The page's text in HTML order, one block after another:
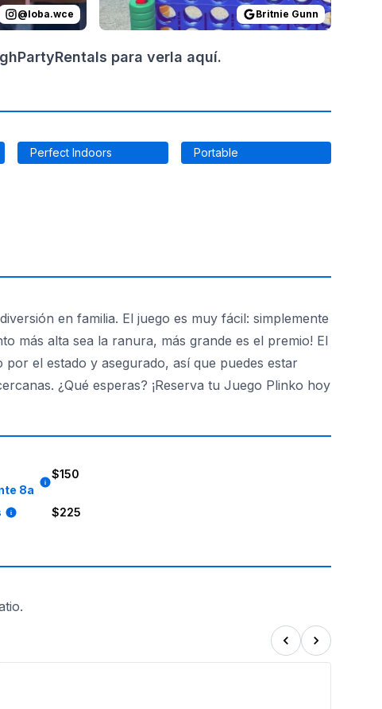
@loba.wce Britnie Gunn
para verla aquí.
Perfect Indoors Portable
en familia. El juego es muy fácil: simplemente
más alta sea la ranura, más grande es el premio! El
el estado y asegurado, así que puedes estar
¿Qué esperas? ¡Reserva tu Juego Plinko hoy
8a
$150
$225